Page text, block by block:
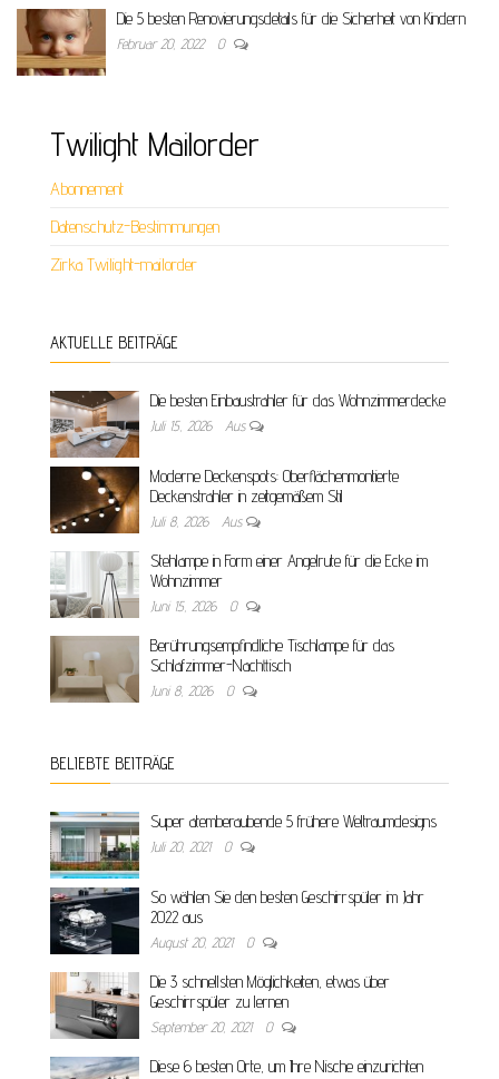
Die 5 besten Renovierungsdetails für die Sicherheit von Kindern
Februar 20, 2022 0
Twilight Mailorder
Abonnement
Datenschutz-Bestimmungen
Zirka Twilight-mailorder
AKTUELLE BEITRÄGE
Die besten Einbaustrahler für das Wohnzimmerdecke
Juli 15, 2026 Aus
Moderne Deckenspots: Oberflächenmontierte
Deckenstrahler in zeitgemäßem Stil
Juli 8, 2026 Aus
Stehlampe in Form einer Angelrute für die Ecke im
Wohnzimmer
Juni 15, 2026 0
Berührungsempfindliche Tischlampe für das
Schlafzimmer-Nachttisch
Juni 8, 2026 0
BELIEBTE BEITRÄGE
Super atemberaubende 5 frühere Weltraumdesigns
Juli 20, 2021 0
So wählen Sie den besten Geschirrspüler im Jahr
2022 aus
August 20, 2021 0
Die 3 schnellsten Möglichkeiten, etwas über
Geschirrspüler zu lernen
September 20, 2021 0
Diese 6 besten Orte, um Ihre Nische einzurichten